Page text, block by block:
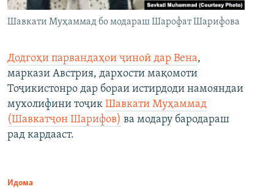
Шавкати Муҳаммад бо модараш Шарофат Шарифова
Додгоҳи парвандаҳои ҷиноӣ дар Вена,
маркази Австрия, дархости мақомоти
Тоҷикистонро дар бораи истирдоди намояндаи
мухолифини тоҷик Шавкати Муҳаммад
(Шавкатҷон Шарифов) ва модару бародараш
рад кардааст.
Идома